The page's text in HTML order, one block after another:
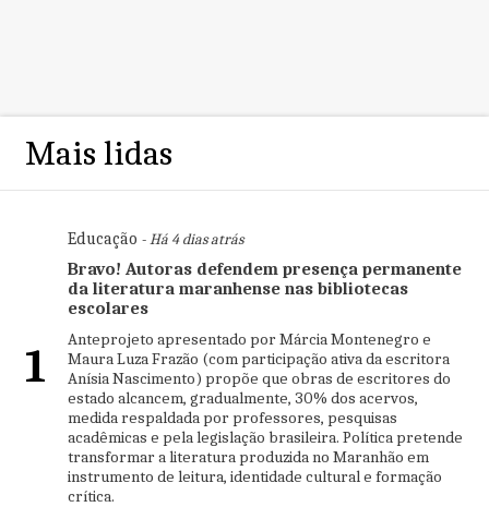
Mais lidas
1
Educação - Há 4 dias atrás
Bravo! Autoras defendem presença permanente
da literatura maranhense nas bibliotecas
escolares
Anteprojeto apresentado por Márcia Montenegro e
Maura Luza Frazão (com participação ativa da escritora
Anísia Nascimento) propõe que obras de escritores do
estado alcancem, gradualmente, 30% dos acervos,
medida respaldada por professores, pesquisas
acadêmicas e pela legislação brasileira. Política pretende
transformar a literatura produzida no Maranhão em
instrumento de leitura, identidade cultural e formação
crítica.